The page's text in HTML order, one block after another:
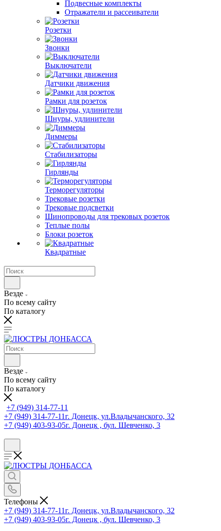
Подвесные комплекты
Отражатели и рассеиватели
Розетки
Звонки
Выключатели
Датчики движения
Рамки для розеток
Шнуры, удлинители
Диммеры
Стабилизаторы
Гирлянды
Терморегуляторы
Трековые розетки
Трековые подсветки
Шинопроводы для трековых розеток
Теплые полы
Блоки розеток
Квадратные
Везде
По всему сайту
По каталогу
Везде
По всему сайту
По каталогу
+7 (949) 314-77-11
+7 (949) 314-77-11г. Донецк, ул.Владычанского, 32
+7 (949) 403-93-05г. Донецк , бул. Шевченко, 3
Телефоны
+7 (949) 314-77-11г. Донецк, ул.Владычанского, 32
+7 (949) 403-93-05г. Донецк , бул. Шевченко, 3